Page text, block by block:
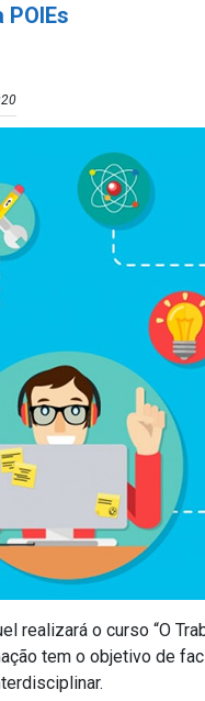
realizará o curso “O
tem o objetivo de